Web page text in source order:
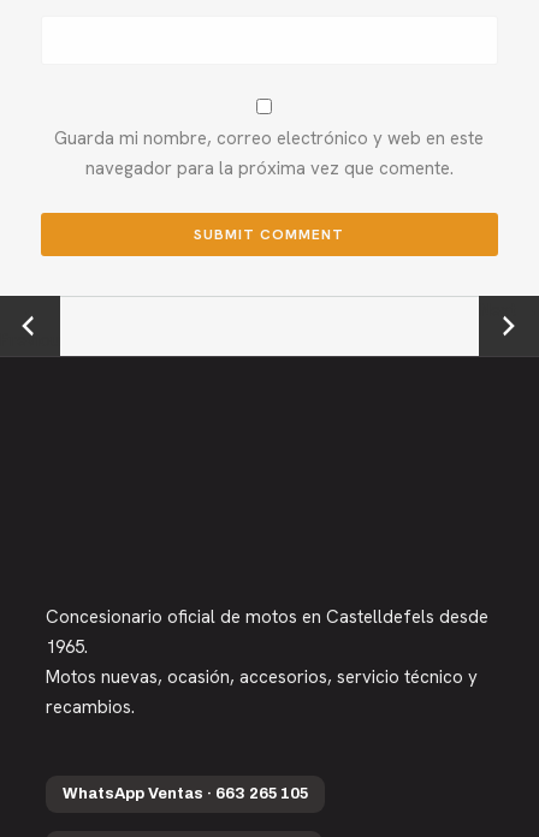
Guarda mi nombre, correo electrónico y web en este
navegador para la próxima vez que comente.
←
Previou
Next →
Concesionario oficial de motos en Castelldefels desde
1965.
Motos nuevas, ocasión, accesorios, servicio técnico y
recambios.
WhatsApp Ventas · 663 265 105